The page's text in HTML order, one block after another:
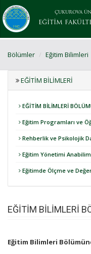
ÇUKUROVA
EĞİTİM
Bölümler Eğitim Bilimleri
EĞITIM BILIMLERI
EĞİTİM BİLİMLERİ
Eğitim Programları ve
Rehberlik ve Psikolojik
Eğitim Yönetimi Anabilim
Eğitimde Ölçme ve
EĞİTİM BİLİMLERİ
Eğitim Bilimleri